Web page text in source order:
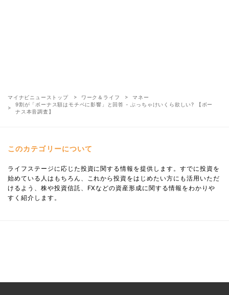
マイナビニューストップ ワーク＆ライフ
マネー
9割が「ボーナス額はモチベに影響」と回答 - ぶっちゃけいくら欲しい? 【ボー
ナス本音調査】
このカテゴリーについて
ライフステージに応じた投資に関する情報を提供します。すでに投資を
始めている人はもちろん、これから投資をはじめたい方にも活用いただ
けるよう、株や投資信託、FXなどの資産形成に関する情報をわかりや
すく紹介します。